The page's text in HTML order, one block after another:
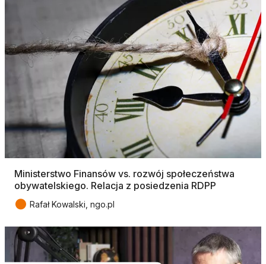
Ministerstwo Finansów vs. rozwój społeczeństwa
obywatelskiego. Relacja z posiedzenia RDPP
● Rafał Kowalski, ngo.pl